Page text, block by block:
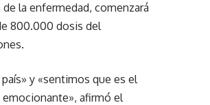
la enfermedad, comenzará
800.000 dosis del
y «sentimos que es el
afirmó el